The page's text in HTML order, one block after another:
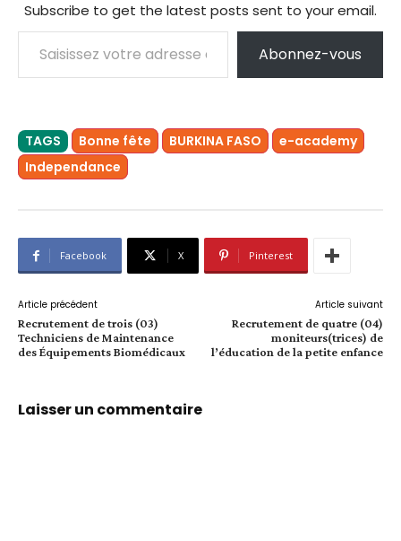
Subscribe to get the latest posts sent to your email.
Saisissez votre adresse e-mail…
Abonnez-vous
TAGS Bonne fête BURKINA FASO
e-academy
Independance
Facebook X Pinterest
Article précédent
Recrutement de trois (03)
Techniciens de Maintenance
des Équipements Biomédicaux
Article suivant
Recrutement de quatre (04)
moniteurs(trices) de
l’éducation de la petite enfance
Laisser un commentaire